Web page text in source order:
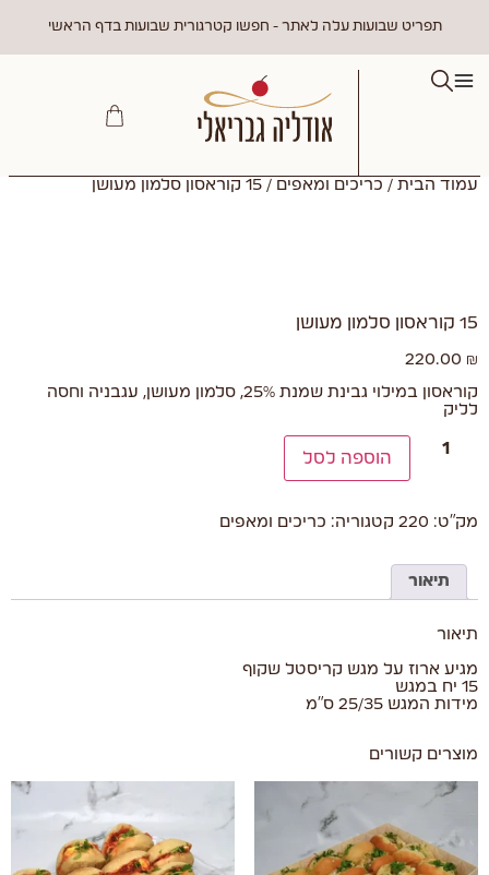
תפריט שבועות עלה לאתר - חפשו קטרגורית שבועות בדף הראשי
עמוד הבית / כריכים ומאפים / 15 קוראסון סלמון מעושן
15 קוראסון סלמון מעושן
220.00 ₪
קוראסון במילוי גבינת שמנת 25%, סלמון מעושן, עגבניה וחסה
לליק
הוספה לסל
מק"ט: 220 קטגוריה: כריכים ומאפים
תיאור
תיאור
מגיע ארוז על מגש קריסטל שקוף
15 יח במגש
מידות המגש 25/35 ס"מ
מוצרים קשורים